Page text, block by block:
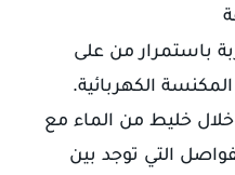
باستمرار من على
الكهربائية.
خليط من الماء مع
التي توجد بين